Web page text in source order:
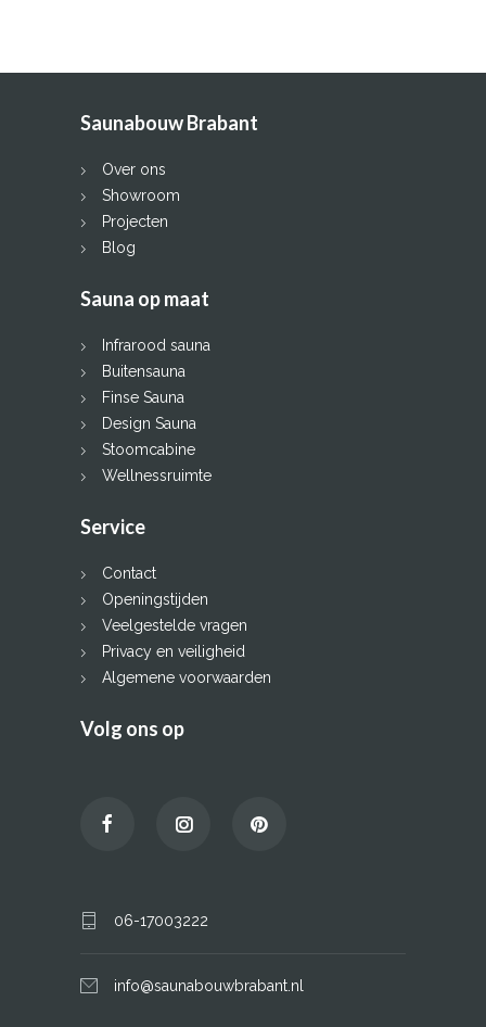
Saunabouw Brabant
Over ons
Showroom
Projecten
Blog
Sauna op maat
Infrarood sauna
Buitensauna
Finse Sauna
Design Sauna
Stoomcabine
Wellnessruimte
Service
Contact
Openingstijden
Veelgestelde vragen
Privacy en veiligheid
Algemene voorwaarden
Volg ons op
06-17003222
info@saunabouwbrabant.nl